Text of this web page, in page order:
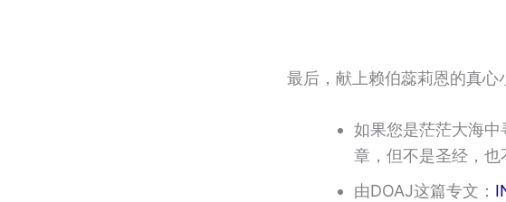
最后，献上赖伯蕊莉恩的真心
如果您是茫茫大海
章，但不是圣经，也
由DOAJ这篇专文：